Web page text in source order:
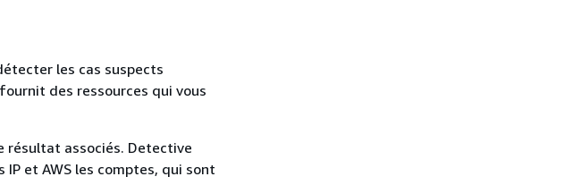
les cas suspects
des ressources qui vous
résultat associés. Detective
et AWS les comptes, qui sont